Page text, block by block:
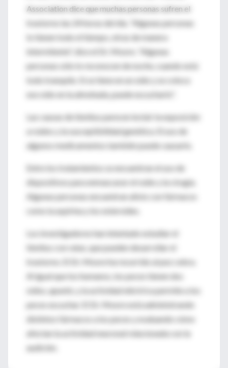
Association dice que muchas personas sufren el
trastorno las 24 horas del día. "Algunas personas
lo tienen todo el tiempo, otras de manera
intermitente", dice el Dr. Moore. "Algunas
personas sólo lo reconocen de noche, cuando está
todo tranquilo. Si se tiene en un oído y se coloca
ese oído en la almohada, puede escucharlo".
Las causas de tinnitus parecen incluir la exposición
a ruidos y la susceptibilidad genética. El uso de
algunos medicamentos también puede causarlo.
Entre los tratamientos se encuentran el uso de
dispositivos para enmascarar el ruido y la cirugía.
Algunas personas encuentran alivio con fármacos
como la aspirina y los esteroides.
Los investigadores han intentado estudiar el
tinnitus con ratas, que pueden desarrollar el
trastorno. El Dr. Moore ha recurrido al pez cebra.
Al igual que los humanos, los peces tienen dos
oídos, apuntó, y la actividad eléctrica permite a los
peces escuchar. El Dr. Moore está administrando
distintos fármacos a los peces y evaluando cómo
afectan la actividad neuronal relacionada con la
audición.